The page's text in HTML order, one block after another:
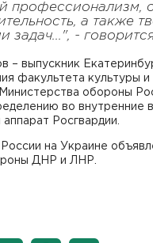
профессионализм,
а также
задач...", -
– выпускник
факультета культуры
обороны
во внутренние
Росгвардии.
на Украине
ДНР и ЛНР.